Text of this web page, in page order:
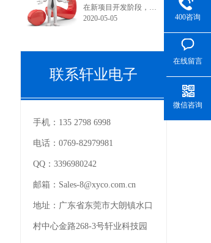
在新项目开发阶段，很多采购人员在工作中可能都会遇到这样一个问题，工程师罗列出来的产品型号在索样上都困难重重，直到小批量试产时不是没有现货就是货期长。看到这里您可能在想曾经自己也经历过或正在经历之中，为什么会出现这种情况呢？随着电子产品结构的变化，电子连接器的更替也是比较快的。连接器在销售过程中......
2020-05-05
联系轩业电子
手机： 135 2798 6998
电话： 0769-82979981
QQ： 3396980242
邮箱： Sales-8@xyco.com.cn
地址： 广东省东莞市大朗镇水口
村中心金路268-3号轩业科技园
400咨询
在线留言
微信咨询